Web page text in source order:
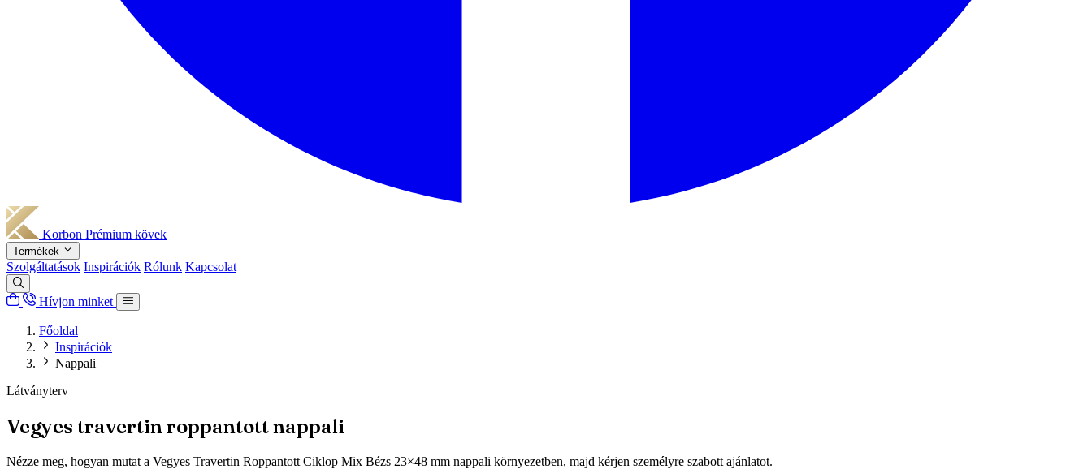
Korbon Prémium kövek
Termékek
Szolgáltatások Inspirációk Rólunk Kapcsolat
Hívjon minket
Főoldal
Inspirációk
Nappali
Látványterv
Vegyes travertin roppantott nappali
Nézze meg, hogyan mutat a Vegyes Travertin Roppantott Ciklop Mix Bézs 23×48 mm nappali környezetben, majd kérjen személyre szabott ajánlatot.